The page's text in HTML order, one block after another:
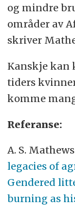
og mindre
områder av
skriver
Kanskje kan
tiders
komme
Referanse:
A. S.
legacies of
Gendered
burning as